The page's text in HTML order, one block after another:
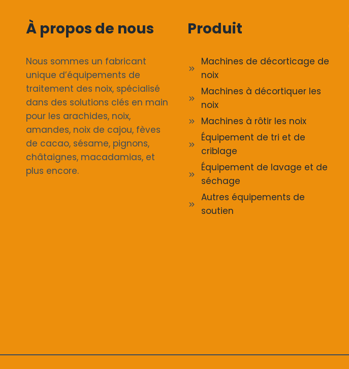
À propos de nous
Nous sommes un fabricant
unique d’équipements de
traitement des noix, spécialisé
dans des solutions clés en main
pour les arachides, noix,
amandes, noix de cajou, fèves
de cacao, sésame, pignons,
châtaignes, macadamias, et
plus encore.
Produit
Machines de décorticage de
noix
Machines à décortiquer les
noix
Machines à rôtir les noix
Équipement de tri et de
criblage
Équipement de lavage et de
séchage
Autres équipements de
soutien